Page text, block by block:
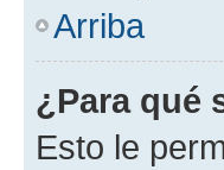
Arriba
¿Para qué
Esto le